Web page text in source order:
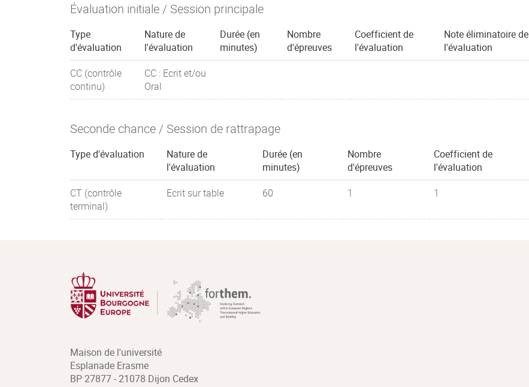
Évaluation initiale / Session principale
Type
d'évaluation
Nature de
l'évaluation
Durée (en
minutes)
Nombre
d'épreuves
Coefficient de
l'évaluation
Note éliminatoire de
l'évaluation
CC (contrôle
continu)
CC : Ecrit et/ou
Oral
Seconde chance / Session de rattrapage
Type d'évaluation
Nature de
l'évaluation
Durée (en
minutes)
Nombre
d'épreuves
Coefficient de
l'évaluation
CT (contrôle
terminal)
Ecrit sur table 60 1 1
Maison de l'université
Esplanade Erasme
BP 27877 - 21078 Dijon Cedex